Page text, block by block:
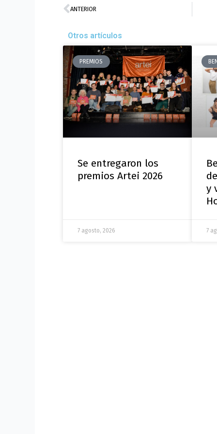
Prev
ANTERIOR
Otros artículos
PREMIOS
Se entregaron los
premios Artei 2026
7 agosto, 2026
y
7